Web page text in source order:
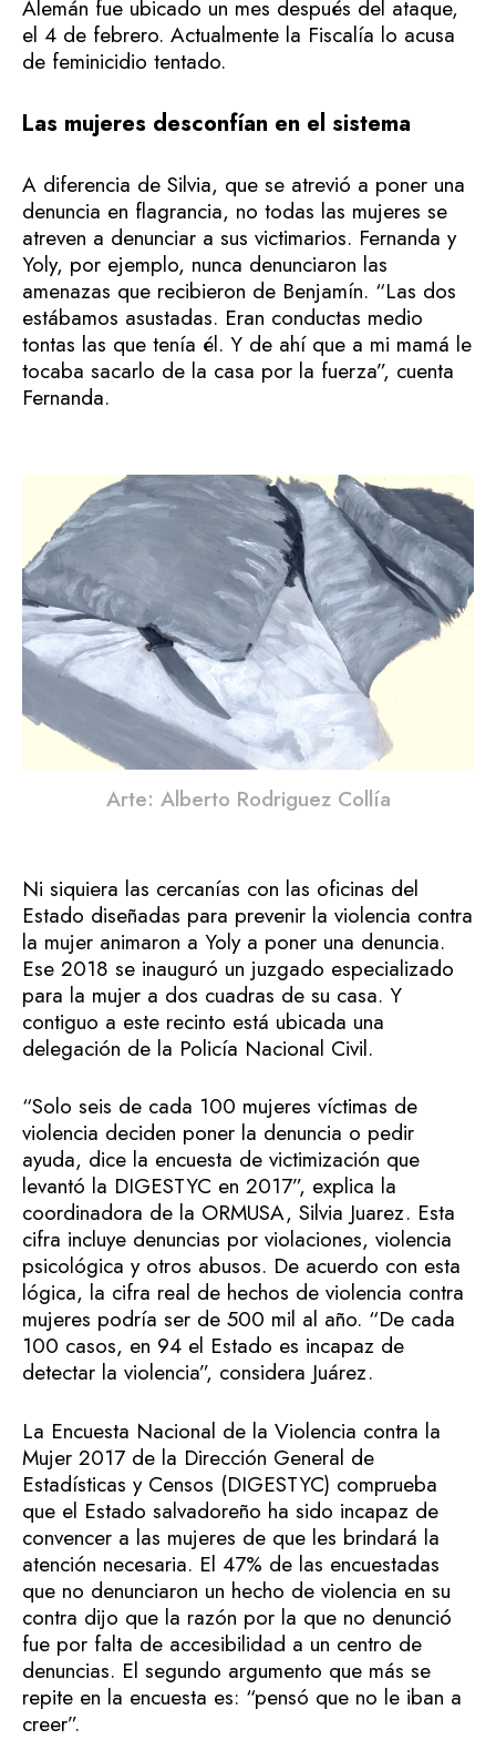
Alemán fue ubicado un mes después del ataque,
el 4 de febrero. Actualmente la Fiscalía lo acusa
de feminicidio tentado.
Las mujeres desconfían en el sistema
A diferencia de Silvia, que se atrevió a poner una
denuncia en flagrancia, no todas las mujeres se
atreven a denunciar a sus victimarios. Fernanda y
Yoly, por ejemplo, nunca denunciaron las
amenazas que recibieron de Benjamín. “Las dos
estábamos asustadas. Eran conductas medio
tontas las que tenía él. Y de ahí que a mi mamá le
tocaba sacarlo de la casa por la fuerza”, cuenta
Fernanda.
Arte: Alberto Rodriguez Collía
Ni siquiera las cercanías con las oficinas del
Estado diseñadas para prevenir la violencia contra
la mujer animaron a Yoly a poner una denuncia.
Ese 2018 se inauguró un juzgado especializado
para la mujer a dos cuadras de su casa. Y
contiguo a este recinto está ubicada una
delegación de la Policía Nacional Civil.
“Solo seis de cada 100 mujeres víctimas de
violencia deciden poner la denuncia o pedir
ayuda, dice la encuesta de victimización que
levantó la DIGESTYC en 2017”, explica la
coordinadora de la ORMUSA, Silvia Juarez. Esta
cifra incluye denuncias por violaciones, violencia
psicológica y otros abusos. De acuerdo con esta
lógica, la cifra real de hechos de violencia contra
mujeres podría ser de 500 mil al año. “De cada
100 casos, en 94 el Estado es incapaz de
detectar la violencia”, considera Juárez.
La Encuesta Nacional de la Violencia contra la
Mujer 2017 de la Dirección General de
Estadísticas y Censos (DIGESTYC) comprueba
que el Estado salvadoreño ha sido incapaz de
convencer a las mujeres de que les brindará la
atención necesaria. El 47% de las encuestadas
que no denunciaron un hecho de violencia en su
contra dijo que la razón por la que no denunció
fue por falta de accesibilidad a un centro de
denuncias. El segundo argumento que más se
repite en la encuesta es: “pensó que no le iban a
creer”.